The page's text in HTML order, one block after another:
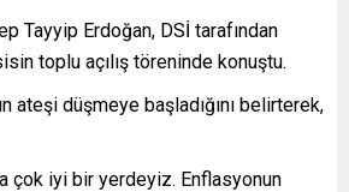
Tayyip Erdoğan, DSİ tarafından
toplu açılış töreninde konuştu.
ateşi düşmeye başladığını belirterek,
çok iyi bir yerdeyiz. Enflasyonun